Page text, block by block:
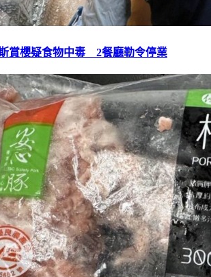
賞櫻疑食物中毒 2餐廳勒令停業